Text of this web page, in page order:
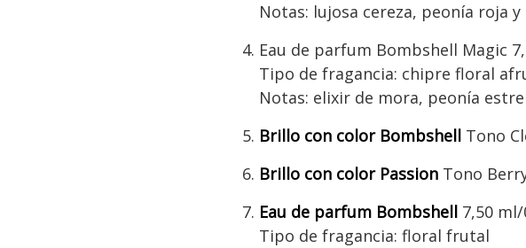
Notas: lujosa cereza, peonía roja
Eau de parfum Bombshell Magic
Tipo de fragancia: chipre floral
Notas: elixir de mora, peonía
Brillo con color Bombshell Tono
Brillo con color Passion Tono
Eau de parfum Bombshell 7,50
Tipo de fragancia: floral frutal